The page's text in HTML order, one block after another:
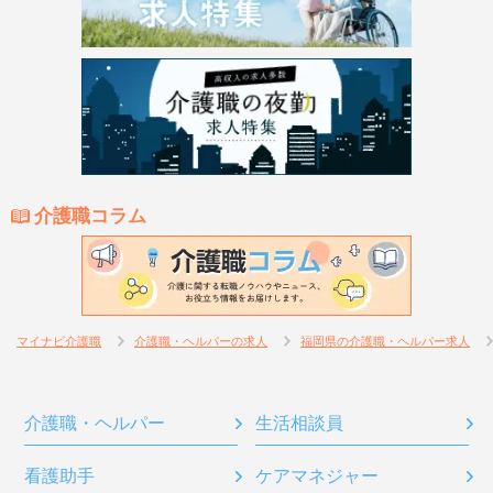
介護職コラム
マイナビ介護職 介護職・ヘルパーの求人 福岡県の介護職・ヘルパー求人
介護職・ヘルパー 生活相談員
看護助手 ケアマネジャー